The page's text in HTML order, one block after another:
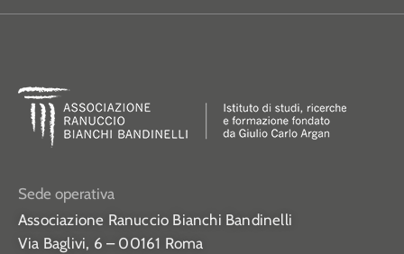
Sede operativa
Associazione Ranuccio Bianchi Bandinelli
Via Baglivi, 6 – 00161 Roma